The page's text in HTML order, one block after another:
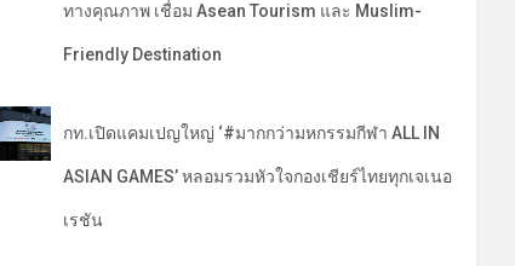
ทางคุณภาพ เชื่อม Asean Tourism และ Muslim-
Friendly Destination
กท.เปิดแคมเปญใหญ่ ‘#มากกว่ามหกรรมกีฬา ALL IN
ASIAN GAMES’ หลอมรวมหัวใจกองเชียร์ไทยทุกเจเนอ
เรชัน